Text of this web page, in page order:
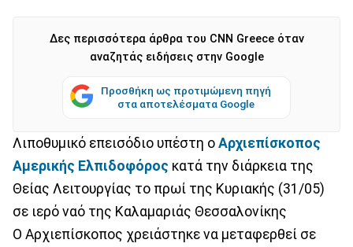
Δες περισσότερα άρθρα του CNN Greece όταν
αναζητάς ειδήσεις στην Google
Προσθήκη ως προτιμώμενη πηγή
στα αποτελέσματα Google
Λιποθυμικό επεισόδιο υπέστη ο Αρχιεπίσκοπος
Αμερικής Ελπιδοφόρος κατά την διάρκεια της
Θείας Λειτουργίας το πρωί της Κυριακής (31/05)
σε ιερό ναό της Καλαμαριάς Θεσσαλονίκης
Ο Αρχιεπίσκοπος χρειάστηκε να μεταφερθεί σε